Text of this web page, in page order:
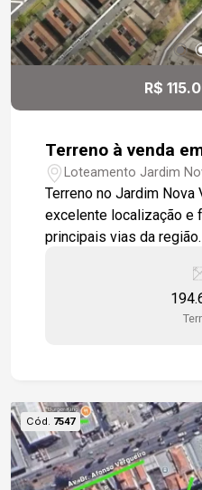
escolas,
comércio, serviços e às
Ideal para: Construção
clinicas. Investimento
de valorização
de vida.
R$
Terreno à venda
Loteamento Jardim
Votorantim/SP
Terreno no Jardim Nova
excelente localização e
principais vias da região. -194,65 m² de área -
Avenida Pedro Augusto
Estrada José Celeste Excelente oportunidade
Cód. 7547